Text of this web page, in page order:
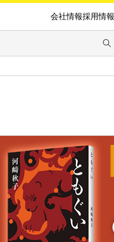
会社情報採用情報